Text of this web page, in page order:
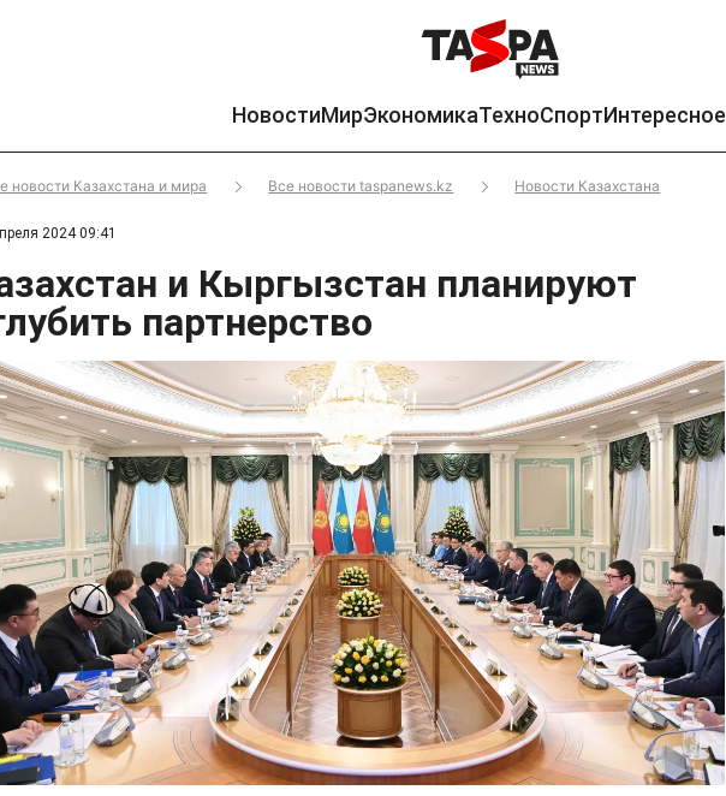
НовостиМирЭкономикаТехноСпортИнтересное
новости Казахстана и мира Все новости taspanews.kz Новости Казахстана
2024 09:41
и Кыргызстан планируют
партнерство